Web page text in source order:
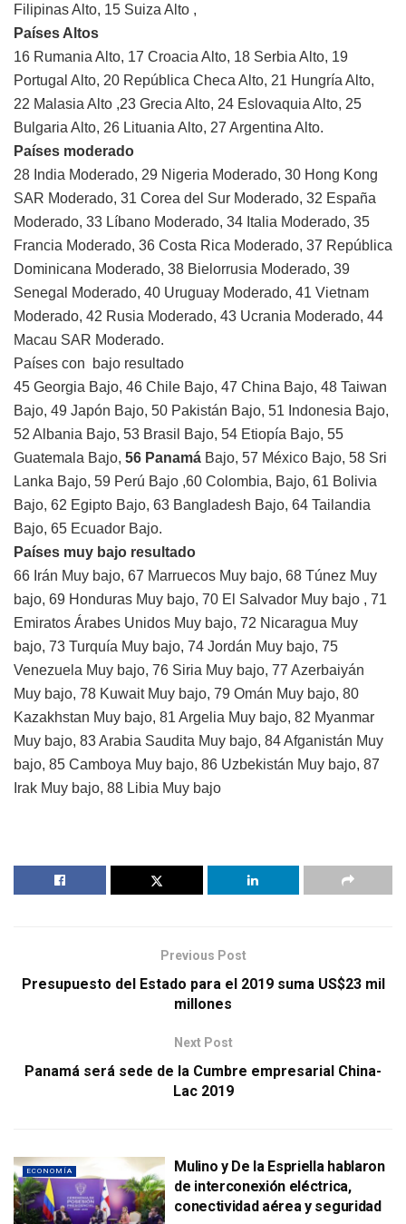
Filipinas Alto, 15 Suiza Alto ,
Países Altos
16 Rumania Alto, 17 Croacia Alto, 18 Serbia Alto, 19
Portugal Alto, 20 República Checa Alto, 21 Hungría Alto,
22 Malasia Alto ,23 Grecia Alto, 24 Eslovaquia Alto, 25
Bulgaria Alto, 26 Lituania Alto, 27 Argentina Alto.
Países moderado
28 India Moderado, 29 Nigeria Moderado, 30 Hong Kong
SAR Moderado, 31 Corea del Sur Moderado, 32 España
Moderado, 33 Líbano Moderado, 34 Italia Moderado, 35
Francia Moderado, 36 Costa Rica Moderado, 37 República
Dominicana Moderado, 38 Bielorrusia Moderado, 39
Senegal Moderado, 40 Uruguay Moderado, 41 Vietnam
Moderado, 42 Rusia Moderado, 43 Ucrania Moderado, 44
Macau SAR Moderado.
Países con bajo resultado
45 Georgia Bajo, 46 Chile Bajo, 47 China Bajo, 48 Taiwan
Bajo, 49 Japón Bajo, 50 Pakistán Bajo, 51 Indonesia Bajo,
52 Albania Bajo, 53 Brasil Bajo, 54 Etiopía Bajo, 55
Guatemala Bajo, 56 Panamá Bajo, 57 México Bajo, 58 Sri
Lanka Bajo, 59 Perú Bajo ,60 Colombia, Bajo, 61 Bolivia
Bajo, 62 Egipto Bajo, 63 Bangladesh Bajo, 64 Tailandia
Bajo, 65 Ecuador Bajo.
Países muy bajo resultado
66 Irán Muy bajo, 67 Marruecos Muy bajo, 68 Túnez Muy
bajo, 69 Honduras Muy bajo, 70 El Salvador Muy bajo , 71
Emiratos Árabes Unidos Muy bajo, 72 Nicaragua Muy
bajo, 73 Turquía Muy bajo, 74 Jordán Muy bajo, 75
Venezuela Muy bajo, 76 Siria Muy bajo, 77 Azerbaiyán
Muy bajo, 78 Kuwait Muy bajo, 79 Omán Muy bajo, 80
Kazakhstan Muy bajo, 81 Argelia Muy bajo, 82 Myanmar
Muy bajo, 83 Arabia Saudita Muy bajo, 84 Afganistán Muy
bajo, 85 Camboya Muy bajo, 86 Uzbekistán Muy bajo, 87
Irak Muy bajo, 88 Libia Muy bajo
Previous Post
Presupuesto del Estado para el 2019 suma US$23 mil
millones
Next Post
Panamá será sede de la Cumbre empresarial China-
Lac 2019
ECONOMÍA
Mulino y De la Espriella hablaron
de interconexión eléctrica,
conectividad aérea y seguridad